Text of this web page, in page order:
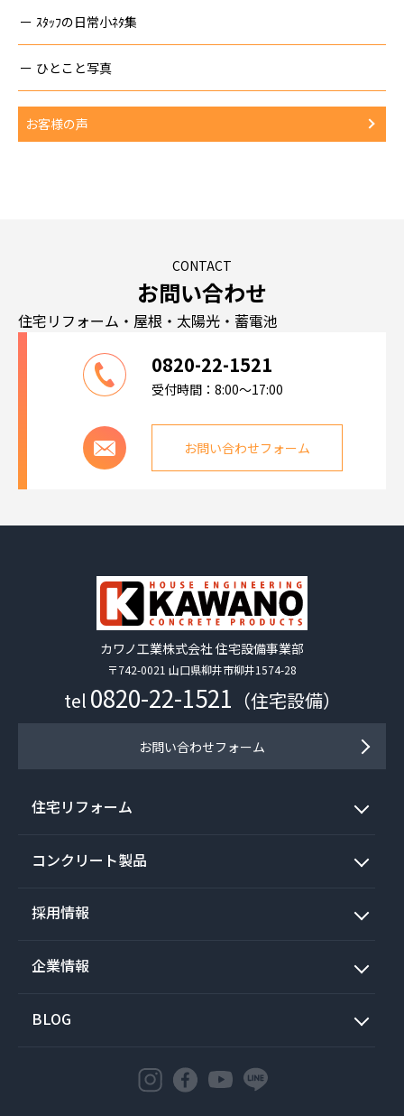
ｽﾀｯﾌの日常小ﾈﾀ集
ひとこと写真
お客様の声
CONTACT
お問い合わせ
住宅リフォーム・屋根・太陽光・蓄電池
0820-22-1521
受付時間：8:00～17:00
お問い合わせフォーム
カワノ工業株式会社 住宅設備事業部
〒742-0021 山口県柳井市柳井1574-28
tel 0820-22-1521 （住宅設備）
お問い合わせフォーム
住宅リフォーム
コンクリート製品
採用情報
企業情報
BLOG